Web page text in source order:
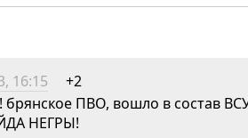
16:15
+2
ПВО, вошло в состав
НЕГРЫ!